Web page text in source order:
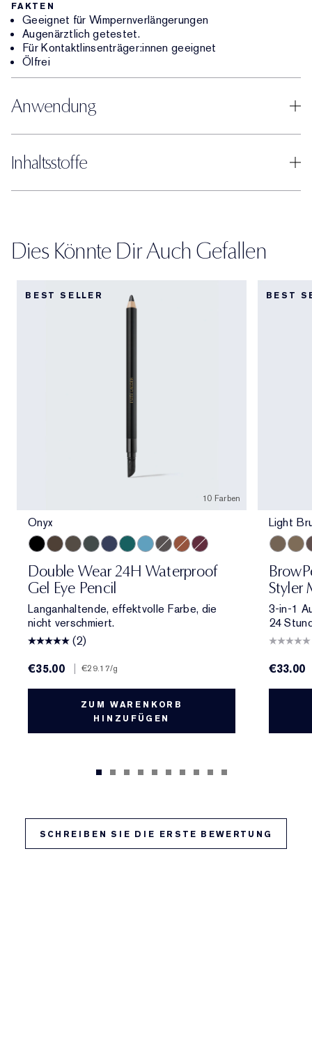
FAKTEN
Geeignet für Wimpernverlängerungen
Augenärztlich getestet.
Für Kontaktlinsenträger:innen geeignet
Ölfrei
Anwendung
Inhaltsstoffe
Dies Könnte Dir Auch Gefallen
BEST SELLER
10 Farben
Onyx
Double Wear 24H Waterproof
Gel Eye Pencil
Langanhaltende, effektvolle Farbe, die
nicht verschmiert.
(2)
€35.00
| €29.17/g
ZUM WARENKORB
HINZUFÜGEN
BEST
Light
Styler
3-in-1
24
€33.00
SCHREIBEN SIE DIE ERSTE BEWERTUNG